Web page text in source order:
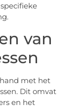
van
met het
Dit omvat
en het